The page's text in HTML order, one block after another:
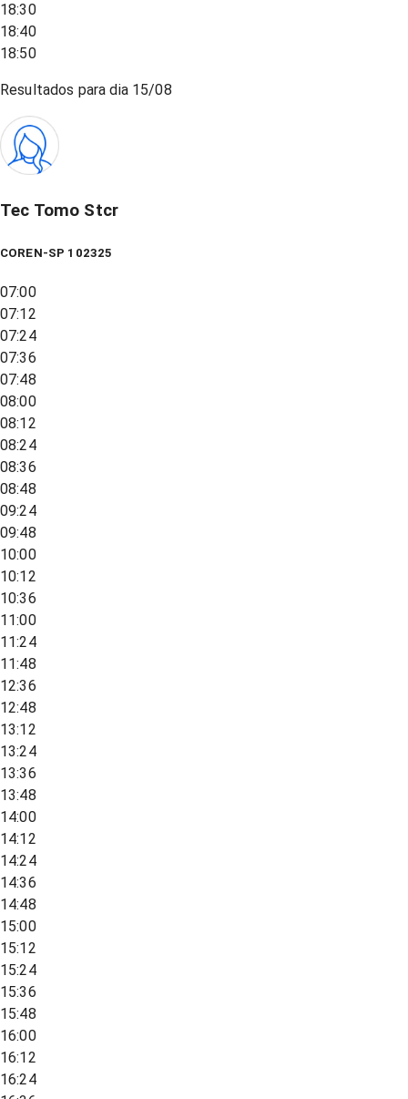
18:30
18:40
18:50
Resultados para dia 15/08
Tec Tomo Stcr
COREN-SP 102325
07:00
07:12
07:24
07:36
07:48
08:00
08:12
08:24
08:36
08:48
09:24
09:48
10:00
10:12
10:36
11:00
11:24
11:48
12:36
12:48
13:12
13:24
13:36
13:48
14:00
14:12
14:24
14:36
14:48
15:00
15:12
15:24
15:36
15:48
16:00
16:12
16:24